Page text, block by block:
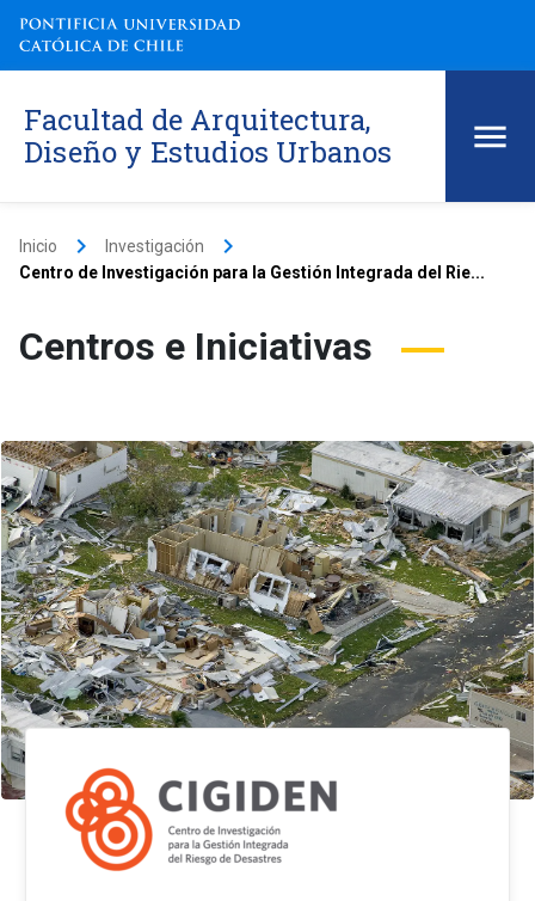
Facultad de Arquitectura,
Diseño y Estudios Urbanos
Inicio keyboard_arrow_right Investigación keyboard_arrow_right
Centro de Investigación para la Gestión Integrada del Rie...
Centros e Iniciativas